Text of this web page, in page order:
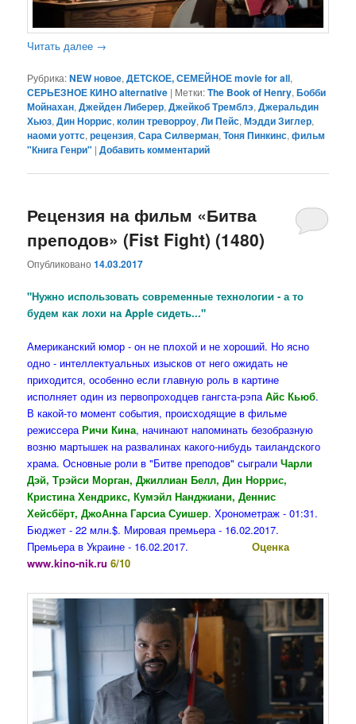
Читать далее →
Рубрика:NEW новое,ДЕТСКОЕ, СЕМЕЙНОЕ movie for all,
СЕРЬЕЗНОЕ КИНО alternative | Метки:The Book of Henry,Бобби
Мойнахан,Джейден Либерер,Джейкоб Тремблэ,Джеральдин
Хьюз,Дин Норрис,колин треворроу,Ли Пейс,Мэдди Зиглер,
наоми уоттс,рецензия,Сара Силверман,Тоня Пинкинс,фильм
"Книга Генри" |Добавить комментарий
Рецензия на фильм «Битва
преподов» (Fist Fight) (1480)
Опубликовано14.03.2017
"Нужно использовать современные технологии - а то
будем как лохи на Apple сидеть..."
Американский юмор - он не плохой и не хороший. Но ясно
одно - интеллектуальных изысков от него ожидать не
приходится, особенно если главную роль в картине
исполняет один из первопроходцев гангста-рэпа Айс Кьюб.
В какой-то момент события, происходящие в фильме
режиссера Ричи Кина, начинают напоминать безобразную
возню мартышек на развалинах какого-нибудь таиландского
храма. Основные роли в "Битве преподов" сыграли Чарли
Дэй, Трэйси Морган, Джиллиан Белл, Дин Норрис,
Кристина Хендрикс, Кумэйл Нанджиани, Деннис
Хейсбёрт, ДжоАнна Гарсиа Суишер. Хронометраж - 01:31.
Бюджет - 22 млн.$. Мировая премьера - 16.02.2017.
Премьера в Украине - 16.02.2017.Оценка
www.kino-nik.ru 6/10